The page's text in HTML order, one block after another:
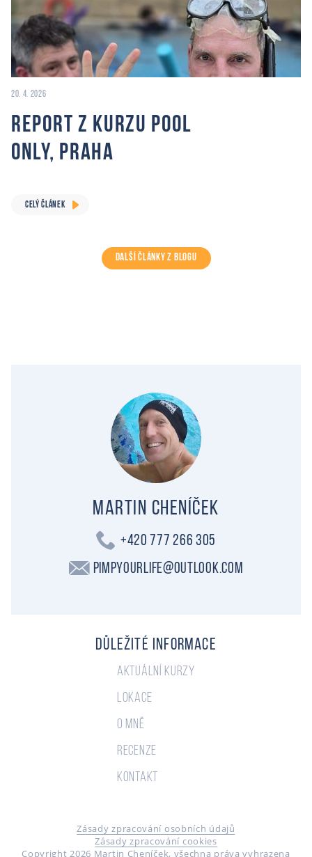
20. 4. 2026
Report z Kurzu Pool
Only, Praha
CELÝ ČLÁNEK
DALŠÍ ČLÁNKY Z BLOGU
Martin Cheníček
+420 777 266 305
PimpYourLife@outlook.com
Důležité informace
Aktuální kurzy
Lokace
O mně
Recenze
Kontakt
Zásady zpracování osobních údajů
Zásady zpracování cookies
Copyright 2026 Martin Cheníček, všechna práva vyhrazena